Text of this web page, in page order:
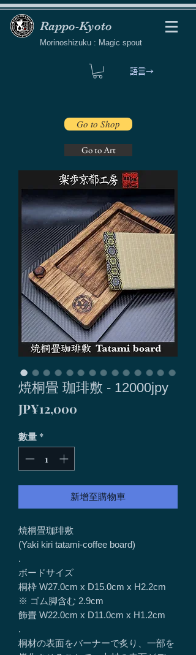
Rappo-Kyoto
Morinoshizuku : Magic spout
語言→
Go to Shop
Go to Art
焼桐畳 珈琲敷 - 12000jpy
JP¥12,000
數量 *
新增至購物車
焼桐畳珈琲敷
(Yaki kiri tatami-coffee board)
.
ボードサイズ
桐枠 W27.0cm x D15.0cm x H2.2cm
※ ゴム脚含む 2.9cm
飾畳 W22.0cm x D11.0cm x H1.2cm
.
桐材の表面をバーナーで炙り、一部を